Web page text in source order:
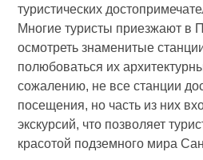
туристических
Многие туристы приезжают в
осмотреть знаменитые
полюбоваться их
сожалению, не все станции
посещения, но часть из них
экскурсий, что позволяет
красотой подземного мира